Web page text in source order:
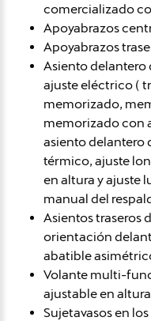
comercializado
Apoyabrazos
Apoyabrazos
Asiento
ajuste eléctrico (
memorizado,
memorizado con
asiento delantero
térmico, ajuste
en altura y ajuste
manual del
Asientos traseros
orientación
abatible
Volante multi-
ajustable en
Sujetavasos en